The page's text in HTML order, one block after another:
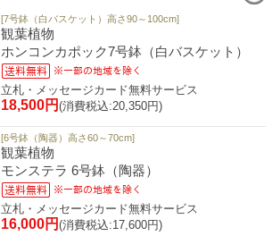
[7号鉢（白バスケット）高さ90～100cm]
観葉植物
ホンコンカポック7号鉢（白バスケット）
立札・メッセージカード無料サービス
18,500円 (消費税込:20,350円)
[6号鉢（陶器）高さ60～70cm]
観葉植物
モンステラ 6号鉢（陶器）
立札・メッセージカード無料サービス
16,000円 (消費税込:17,600円)